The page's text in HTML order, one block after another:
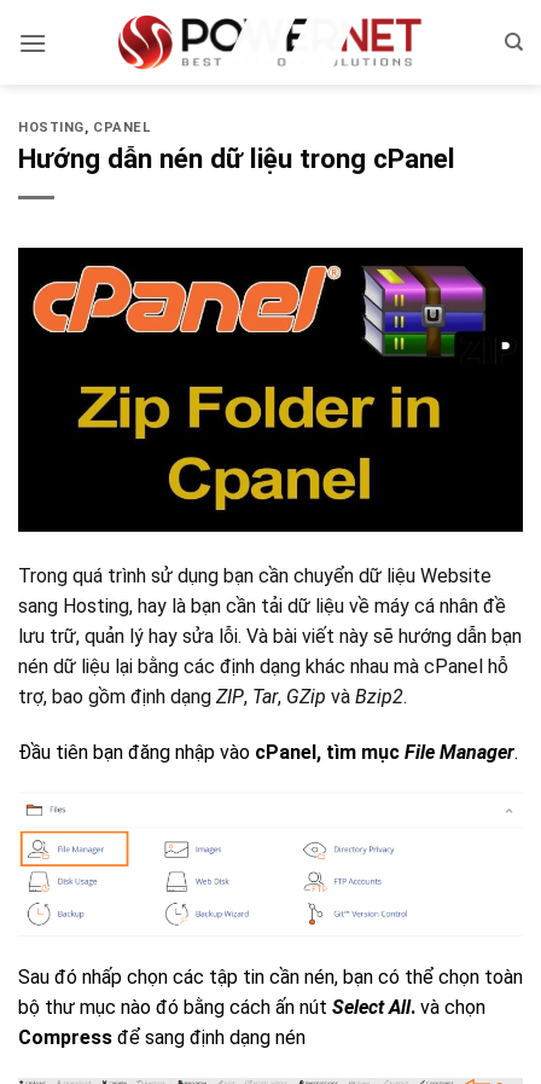
qua
HOSTING, CPANEL
Hướng dẫn nén dữ liệu trong cPanel
Trong quá trình sử dụng bạn cần chuyển dữ liệu Website
sang Hosting, hay là bạn cần tải dữ liệu về máy cá nhân đề
lưu trữ, quản lý hay sửa lỗi. Và bài viết này sẽ hướng dẫn bạn
nén dữ liệu lại bằng các định dạng khác nhau mà cPanel hỗ
trợ, bao gồm định dạng ZIP, Tar, GZip và Bzip2.
Đầu tiên bạn đăng nhập vào cPanel, tìm mục File Manager.
Sau đó nhấp chọn các tập tin cần nén, bạn có thể chọn toàn
bộ thư mục nào đó bằng cách ấn nút Select All. và chọn
Compress để sang định dạng nén